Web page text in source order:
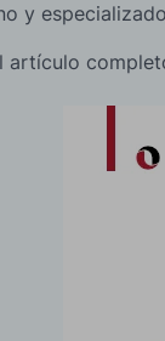
y
artículo